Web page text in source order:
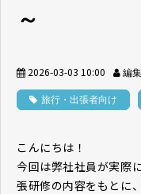
～
2026-03-03 10:00 編
旅行・出張者向け
こんにちは！
今回は弊社社員が実際
張研修の内容をもとに